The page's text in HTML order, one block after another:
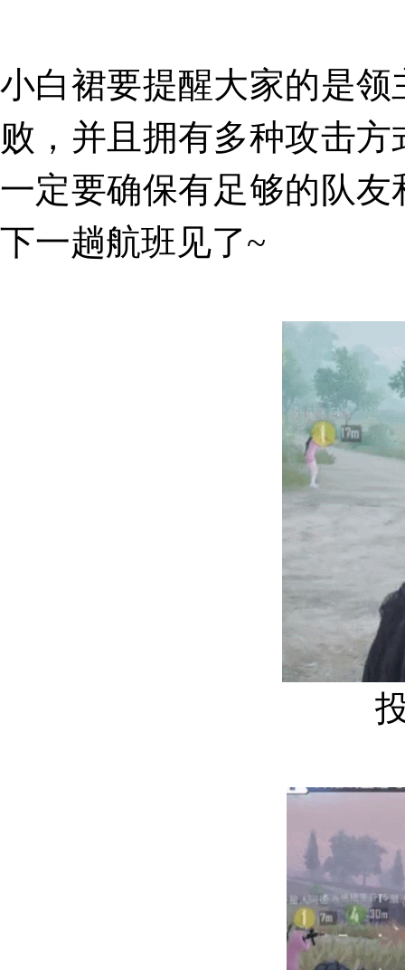
小白裙要提醒大家的是
败，并且拥有多种攻击方
一定要确保有足够的队
下一趟航班见了~